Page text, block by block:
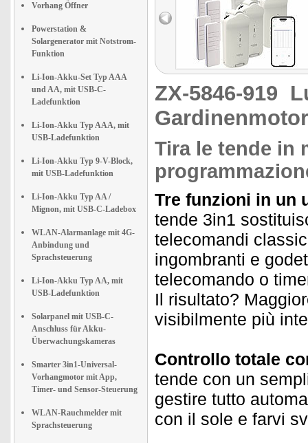
Vorhang Öffner
Powerstation &
Solargenerator mit Notstrom-
Funktion
Li-Ion-Akku-Set Typ AAA
und AA, mit USB-C-
Ladefunktion
Li-Ion-Akku Typ AAA, mit
USB-Ladefunktion
Li-Ion-Akku Typ 9-V-Block,
mit USB-Ladefunktion
Li-Ion-Akku Typ AA /
Mignon, mit USB-C-Ladebox
WLAN-Alarmanlage mit 4G-
Anbindung und
Sprachsteuerung
Li-Ion-Akku Typ AA, mit
USB-Ladefunktion
Solarpanel mit USB-C-
Anschluss für Akku-
Überwachungskameras
Smarter 3in1-Universal-
Vorhangmotor mit App,
Timer- und Sensor-Steuerung
WLAN-Rauchmelder mit
Sprachsteuerung
ZX-5846-919
Tira le tende in
Tre funzioni in un
tende 3in1
telecomandi
ingombranti e
telecomando o
Il risultato?
visibilmente più
Controllo totale
tende con un
gestire tutto
con il sole e farvi